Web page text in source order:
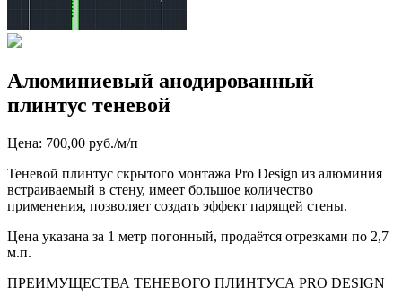
Алюминиевый анодированный
плинтус теневой
Цена: 700,00 руб./м/п
Теневой плинтус скрытого монтажа Pro Design из алюминия
встраиваемый в стену, имеет большое количество
применения, позволяет создать эффект парящей стены.
Цена указана за 1 метр погонный, продаётся отрезками по 2,7
м.п.
ПРЕИМУЩЕСТВА ТЕНЕВОГО ПЛИНТУСА PRO DESIGN